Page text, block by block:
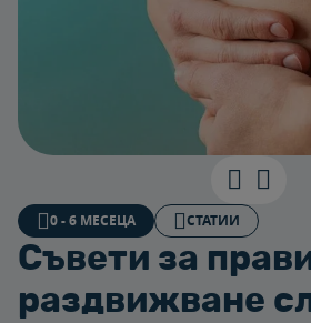
0 - 6 МЕСЕЦА СТАТИИ
Съвети за
раздвижване